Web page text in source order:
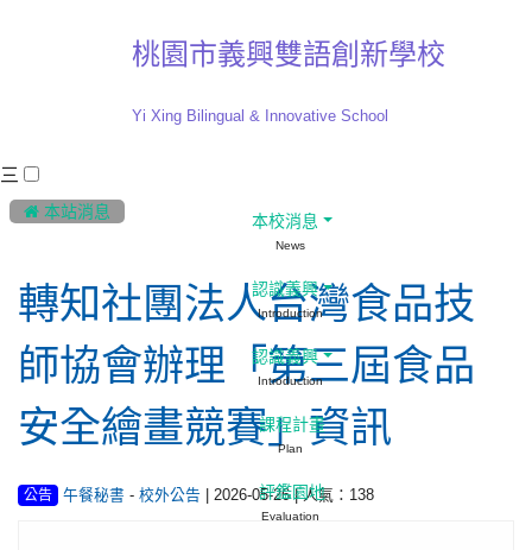
:::
 本站消息
轉知社團法人台灣食品技
師協會辦理「第三屆食品
安全繪畫競賽」資訊
公告 午餐秘書 - 校外公告 | 2026-05-26 | 人氣：138
桃園市義興雙語創新學校
Yi Xing Bilingual & Innovative School
三
本校消息
News
認識義興
Introduction
認識義興
Introduction
課程計畫
Plan
評鑑園地
Evaluation